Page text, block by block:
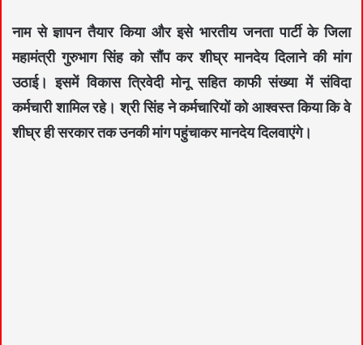
नाम से ज्ञापन तैयार किया और इसे भारतीय जनता पार्टी के जिला
महामंत्री गुरुभाग सिंह को सौंप कर शीघ्र मानदेय दिलाने की मांग
उठाई। इसमें विकास त्रिवेदी मोनू सहित काफी संख्या में संविदा
कर्मचारी शामिल रहे। श्री सिंह ने कर्मचारियों को आश्वस्त किया कि वे
शीघ्र ही सरकार तक उनकी मांग पहुंचाकर मानदेय दिलवाएंगे।